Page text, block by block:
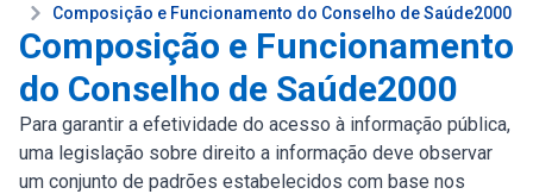
Composição e Funcionamento do Conselho de Saúde2000
Composição e Funcionamento
do Conselho de Saúde2000
Para garantir a efetividade do acesso à informação pública,
uma legislação sobre direito a informação deve observar
um conjunto de padrões estabelecidos com base nos